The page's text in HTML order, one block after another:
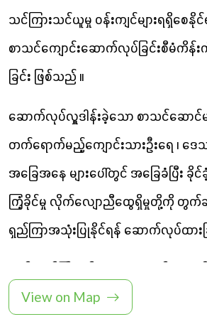
သင်ကြားသင်ယူမှု ဝန်းကျင်များရရှိစေ
စာသင်ကျောင်းဆောက်လုပ်ခြင်းစီမံကိန်
ခြင်း ဖြစ်သည် ။
ဆောက်လုပ်လှူဒါန်းခဲ့သော စာသင်ဆောင်
တက်ရောက်မည့်ကျောင်းသားဦးရေ ၊ ‌ဒ
အခြေအနေ များပေါ်တွင် အခြေခံပြီး ခို
ကြံ့ခိုင်မှု လိုက်လျောညီထွေရှိမှုတို့ကို တွက်ခ
ရှည်ကြာအသုံးပြုနိုင်ရန် ဆောက်လုပ်ထားခ
ရသောကလေးငယ်များသည် ဆင်းရဲနွမ်းပါးမှု
View on Map